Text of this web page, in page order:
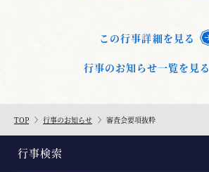
この行事詳細を見る
行事のお知らせ一覧を見る
TOP 行事のお知らせ 審査会要項抜粋
行事検索